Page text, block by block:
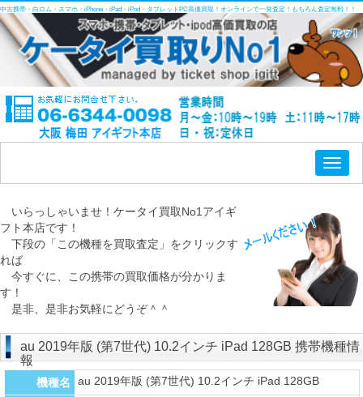
中古携帯・白ロム・スマホ・iPhone・iPad・iPod・タブレットPC高価買取！オンラインで一発査定！もちろん査定無料！！
いらっしゃいませ！ケータイ買取No1アイギ
フト本店です！
下段の「この機種を買取査定」をクリックす
れば
今すぐに、この携帯の買取価格が分かりま
す！
是非、是非お気軽にどうぞ＾＾
au 2019年版 (第7世代) 10.2インチ iPad 128GB 携帯機種情
報
機種名 au 2019年版 (第7世代) 10.2インチ iPad 128GB